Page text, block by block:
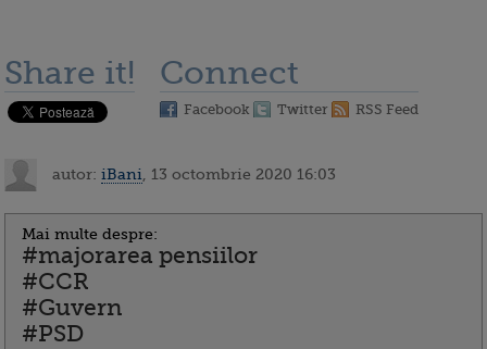
Share it! Connect
Facebook Twitter RSS Feed
autor: iBani , 13 octombrie 2020 16:03
Mai multe despre:
#majorarea pensiilor
#CCR
#Guvern
#PSD